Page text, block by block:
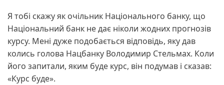
Я тобі скажу як очільник Національного банку, що
Національний банк не дає ніколи жодних прогнозів
курсу. Мені дуже подобається відповідь, яку дав
колись голова Нацбанку Володимир Стельмах. Коли
його запитали, яким буде курс, він подумав і сказав:
«Курс буде».